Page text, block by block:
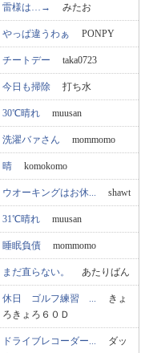
雷様は…→ みたお
やっぱ違うわぁ PONPY
チートデー taka0723
今日も掃除 打ち水
30℃晴れ muusan
洗濯バァさん mommomo
晴 komokomo
ウオーキングはお休... shawt
31℃晴れ muusan
睡眠負債 mommomo
まだ直らない。 あたりばん
休日 ゴルフ練習 ...
きょ
ろきょろ６０Ｄ
ドライブレコーダー...
ダッ